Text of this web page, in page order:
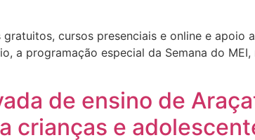
cursos presenciais e online e apoio
a programação especial da Semana do
de ensino de
crianças e